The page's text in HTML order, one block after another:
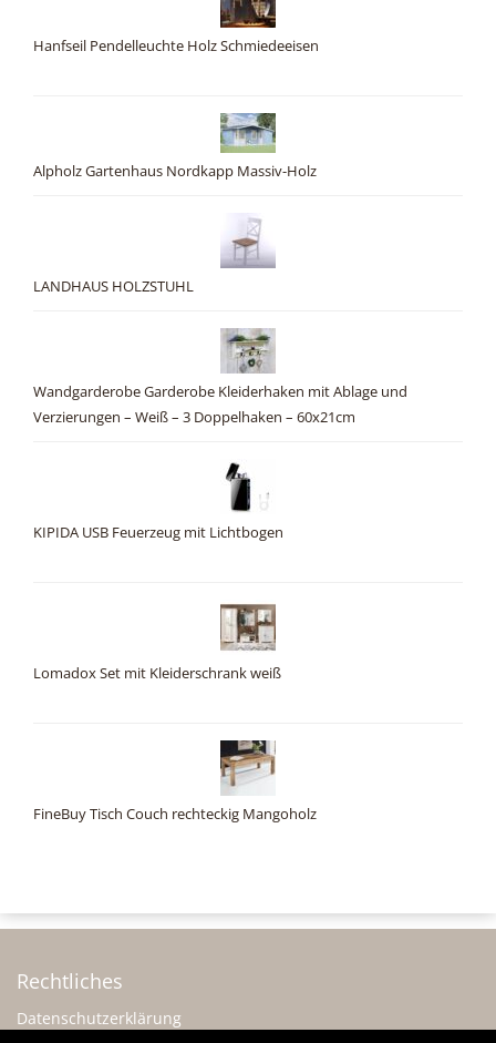
Hanfseil Pendelleuchte Holz Schmiedeeisen
Alpholz Gartenhaus Nordkapp Massiv-Holz
LANDHAUS HOLZSTUHL
Wandgarderobe Garderobe Kleiderhaken mit Ablage und
Verzierungen – Weiß – 3 Doppelhaken – 60x21cm
KIPIDA USB Feuerzeug mit Lichtbogen
Lomadox Set mit Kleiderschrank weiß
FineBuy Tisch Couch rechteckig Mangoholz
Rechtliches
Datenschutzerklärung